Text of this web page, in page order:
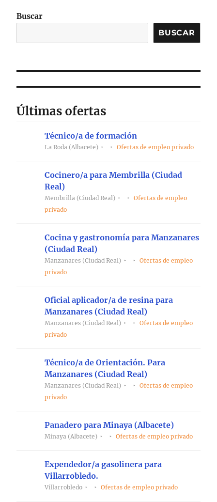
Buscar
BUSCAR
Últimas ofertas
Técnico/a de formación
La Roda (Albacete) Ofertas de empleo privado
Cocinero/a para Membrilla (Ciudad
Real)
Membrilla (Ciudad Real)
Ofertas de empleo
privado
Cocina y gastronomía para Manzanares
(Ciudad Real)
Manzanares (Ciudad Real)
Ofertas de empleo
privado
Oficial aplicador/a de resina para
Manzanares (Ciudad Real)
Manzanares (Ciudad Real)
Ofertas de empleo
privado
Técnico/a de Orientación. Para
Manzanares (Ciudad Real)
Manzanares (Ciudad Real)
Ofertas de empleo
privado
Panadero para Minaya (Albacete)
Minaya (Albacete) Ofertas de empleo privado
Expendedor/a gasolinera para
Villarrobledo.
Villarrobledo Ofertas de empleo privado